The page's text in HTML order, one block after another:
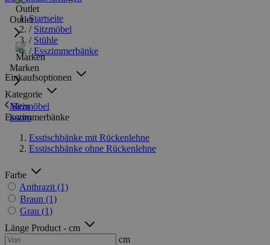
Outlet
Marken
Mein
konto
Startseite
/ Sitzmöbel
/ Stühle
/ Esszimmerbänke
Einkaufsoptionen
Kategorie
Sitzmöbel
Esszimmerbänke
Esstischbänke mit Rückenlehne
Esstischbänke ohne Rückenlehne
Farbe
Anthrazit (1)
Braun (1)
Grau (1)
Länge Product - cm
cm